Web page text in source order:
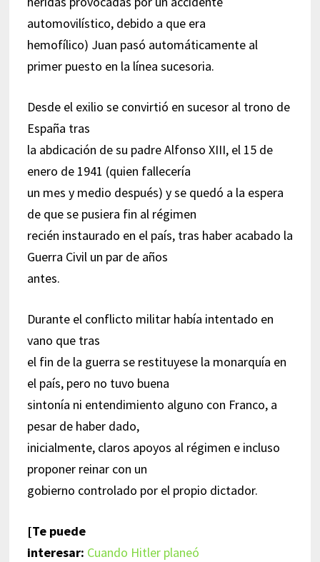
automovilístico, debido a que era
hemofílico) Juan pasó automáticamente al
primer puesto en la línea sucesoria.
Desde el exilio se convirtió en sucesor al trono de
España tras
la abdicación de su padre Alfonso XIII, el 15 de
enero de 1941 (quien fallecería
un mes y medio después) y se quedó a la espera
de que se pusiera fin al régimen
recién instaurado en el país, tras haber acabado la
Guerra Civil un par de años
antes.
Durante el conflicto militar había intentado en
vano que tras
el fin de la guerra se restituyese la monarquía en
el país, pero no tuvo buena
sintonía ni entendimiento alguno con Franco, a
pesar de haber dado,
inicialmente, claros apoyos al régimen e incluso
proponer reinar con un
gobierno controlado por el propio dictador.
[Te puede
interesar: Cuando Hitler planeó